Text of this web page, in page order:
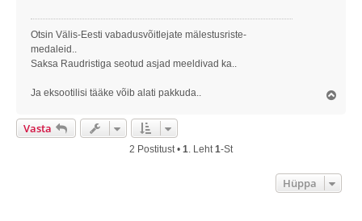
Otsin Välis-Eesti vabadusvõitlejate mälestusriste-
medaleid..
Saksa Raudristiga seotud asjad meeldivad ka..
Ja eksootilisi tääke võib alati pakkuda..
Vasta
2 Postitust • 1. Leht1-st
Hüppa